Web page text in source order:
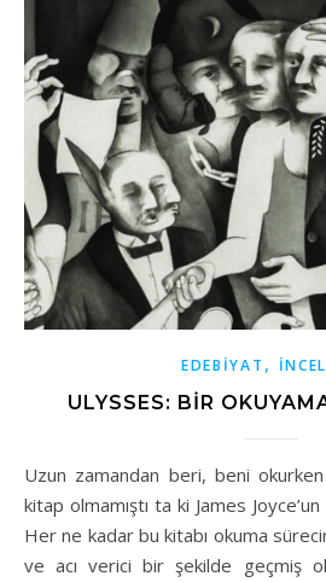
EDEBIYAT ,
ULYSSES: BIR
Uzun zamandan beri, beni okurken bu kadar zorlayan bir
kitap olmamıştı ta ki James
Her ne kadar bu kitabı okuma
ve acı verici bir şekilde geçmiş